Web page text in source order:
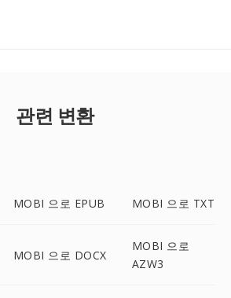
관련 변환
MOBI 으로 EPUB MOBI 으로 TXT
MOBI 으로 DOCX
MOBI 으로
AZW3